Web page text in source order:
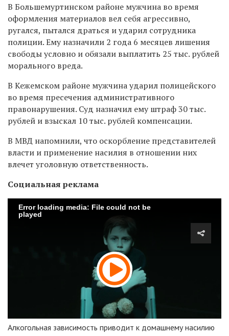
В Большемуртинском районе мужчина во время
оформления материалов вел себя агрессивно,
ругался, пытался драться и ударил сотрудника
полиции. Ему назначили 2 года 6 месяцев лишения
свободы условно и обязали выплатить 25 тыс. рублей
морального вреда.
В Кежемском районе мужчина ударил полицейского
во время пресечения административного
правонарушения. Суд назначил ему штраф 30 тыс.
рублей и взыскал 10 тыс. рублей компенсации.
В МВД напомнили, что оскорбление представителей
власти и применение насилия в отношении них
влечет уголовную ответственность.
Социальная реклама
Error loading media: File could not be
played
Алкогольная зависимость приводит к домашнему насилию